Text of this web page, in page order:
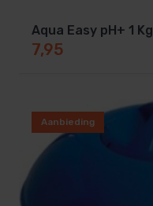
Aqua Easy pH+ 1 Kg
7,95
Aanbieding